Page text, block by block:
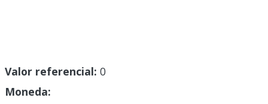
Valor referencial: 0
Moneda: